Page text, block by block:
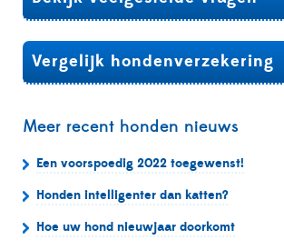
Vergelijk hondenverzekering
Meer recent honden nieuws
Een voorspoedig 2022 toegewenst!
Honden intelligenter dan katten?
Hoe uw hond nieuwjaar doorkomt